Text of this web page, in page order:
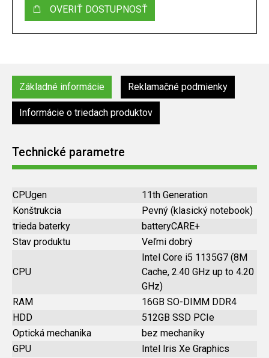
OVERIŤ DOSTUPNOSŤ
Základné informácie Reklamačné podmienky
Informácie o triedach produktov
Technické parametre
CPUgen
11th Generation
Konštrukcia
Pevný (klasický notebook)
trieda baterky
batteryCARE+
Stav produktu
Veľmi dobrý
CPU
Intel Core i5 1135G7 (8M
Cache, 2.40 GHz up to 4.20
GHz)
RAM
16GB SO-DIMM DDR4
HDD
512GB SSD PCIe
Optická mechanika
bez mechaniky
GPU
Intel Iris Xe Graphics